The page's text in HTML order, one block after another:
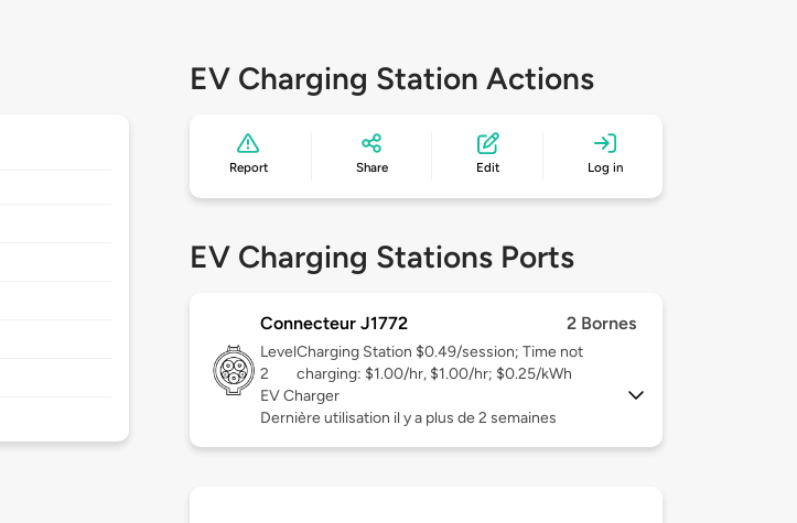
EV Charging Station Actions
Report Share Edit Log in
EV Charging Stations Ports
Connecteur J1772 2 Bornes
Level
2
Charging Station $0.49/session; Time not
charging: $1.00/hr, $1.00/hr; $0.25/kWh
EV Charger
Dernière utilisation il y a plus de 2 semaines